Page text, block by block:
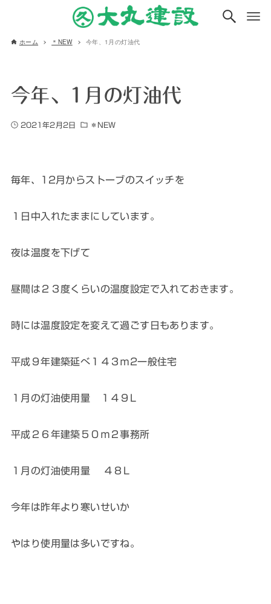
ホーム ＊NEW 今年、1月の灯油代
今年、1月の灯油代
2021年2月2日 ＊NEW
毎年、12月からストーブのスイッチを
１日中入れたままにしています。
夜は温度を下げて
昼間は２３度くらいの温度設定で入れておきます。
時には温度設定を変えて過ごす日もあります。
平成９年建築延べ１４３ｍ2一般住宅
１月の灯油使用量 １４９L
平成２６年建築５０ｍ２事務所
１月の灯油使用量 ４８L
今年は昨年より寒いせいか
やはり使用量は多いですね。